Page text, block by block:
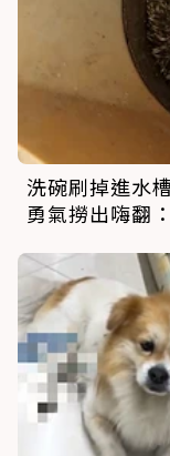
洗碗刷掉進水
勇氣撈出嗨翻